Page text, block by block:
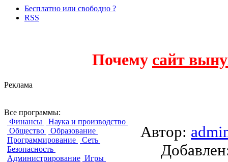
Бесплатно или свободно ?
RSS
Почему сайт
Реклама
Все программы:
Финансы
Наука и производство
Общество
Образование
Программирование
Сеть
Безопасность
Администрирование Игры
Автор: